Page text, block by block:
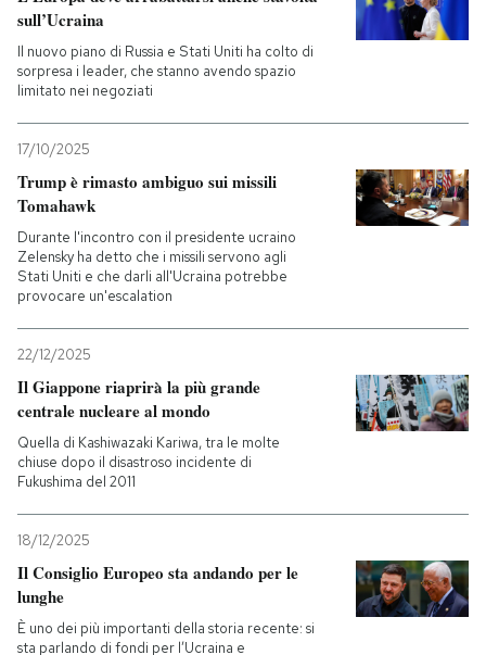
sull’Ucraina
Il nuovo piano di Russia e Stati Uniti ha colto di
sorpresa i leader, che stanno avendo spazio
limitato nei negoziati
17/10/2025
Trump è rimasto ambiguo sui missili
Tomahawk
Durante l'incontro con il presidente ucraino
Zelensky ha detto che i missili servono agli
Stati Uniti e che darli all'Ucraina potrebbe
provocare un'escalation
22/12/2025
Il Giappone riaprirà la più grande
centrale nucleare al mondo
Quella di Kashiwazaki Kariwa, tra le molte
chiuse dopo il disastroso incidente di
Fukushima del 2011
18/12/2025
Il Consiglio Europeo sta andando per le
lunghe
È uno dei più importanti della storia recente: si
sta parlando di fondi per l’Ucraina e